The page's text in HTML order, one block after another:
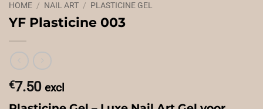
HOME / NAIL ART / PLASTICINE GEL
YF Plasticine 003
€7.50 excl